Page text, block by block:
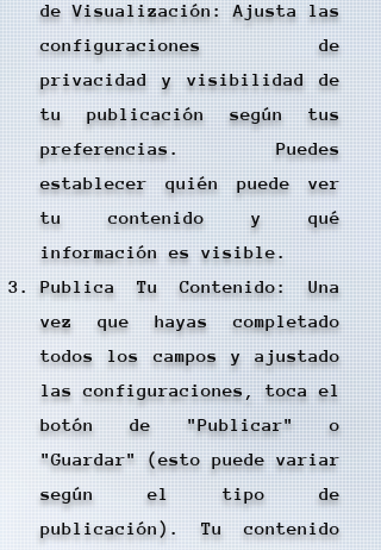
de Visualización: Ajusta las
configuraciones de
privacidad y visibilidad de
tu publicación según tus
preferencias. Puedes
establecer quién puede ver
tu contenido y qué
información es visible.
Publica Tu Contenido: Una
vez que hayas completado
todos los campos y ajustado
las configuraciones, toca el
botón de "Publicar" o
"Guardar" (esto puede variar
según el tipo de
publicación). Tu contenido